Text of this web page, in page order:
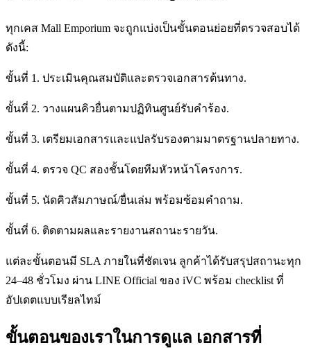
ทุกเคส Mall Emporium จะถูกแบ่งเป็นขั้นตอนย่อยที่ตรวจสอบได้
ดังนี้:
ขั้นที่ 1. ประเมินคุณสมบัติและตรวจเอกสารต้นทาง.
ขั้นที่ 2. วางแผนคิวยื่นตามปฏิทินศูนย์รับคำร้อง.
ขั้นที่ 3. เตรียมเอกสารและแปลรับรองตามมาตรฐานปลายทาง.
ขั้นที่ 4. ตรวจ QC สองชั้นโดยทีมหัวหน้าโครงการ.
ขั้นที่ 5. นัดคิวสัมภาษณ์/ยื่นเล่ม พร้อมซ้อมคำถาม.
ขั้นที่ 6. ติดตามผลและรายงานสถานะรายวัน.
แต่ละขั้นตอนมี SLA ภายในที่ชัดเจน ลูกค้าได้รับสรุปสถานะทุก
24–48 ชั่วโมง ผ่าน LINE Official ของ iVC พร้อม checklist ที่
อัปเดตแบบเรียลไทม์
ขั้นตอนของเราในการดูแล เอกสารที่